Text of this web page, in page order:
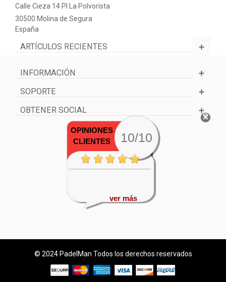
Calle Cieza 14 PI La Polvorista
30500 Molina de Segura
España
ARTÍCULOS RECIENTES
INFORMACIÓN
SOPORTE
OBTENER SOCIAL
OPINIONES
CLIENTES
10/10
ver más
© 2024 PadelMan Todos los derechos reservados